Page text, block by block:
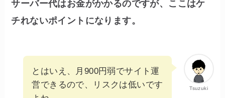
サーバー代はお金がかかるのですが、ここはケ
チれないポイントになります。
Tsuzuki
とはいえ、月900円弱でサイト運
営できるので、リスクは低いです